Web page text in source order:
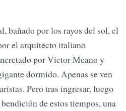
bañado por los rayos del sol, el
el arquitecto italiano
por Victor Meano y
dormido. Apenas se ven
Pero tras ingresar, luego
de estos tiempos, una